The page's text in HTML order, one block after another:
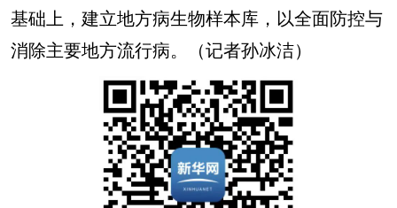
基础上，建立地方病生物样本库，以全面防控与
消除主要地方流行病。（记者孙冰洁）